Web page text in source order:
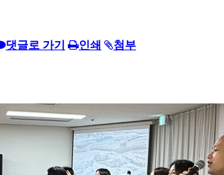
댓글로 가기 인쇄 첨부